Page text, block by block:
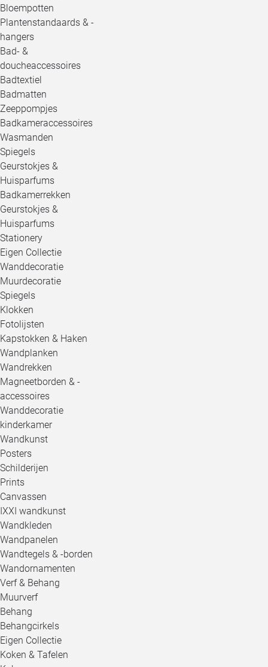
Bloempotten
Plantenstandaards & -
hangers
Bad- &
doucheaccessoires
Badtextiel
Badmatten
Zeeppompjes
Badkameraccessoires
Wasmanden
Spiegels
Geurstokjes &
Huisparfums
Badkamerrekken
Geurstokjes &
Huisparfums
Stationery
Eigen Collectie
Wanddecoratie
Muurdecoratie
Spiegels
Klokken
Fotolijsten
Kapstokken & Haken
Wandplanken
Wandrekken
Magneetborden & -
accessoires
Wanddecoratie
kinderkamer
Wandkunst
Posters
Schilderijen
Prints
Canvassen
IXXI wandkunst
Wandkleden
Wandpanelen
Wandtegels & -borden
Wandornamenten
Verf & Behang
Muurverf
Behang
Behangcirkels
Eigen Collectie
Koken & Tafelen